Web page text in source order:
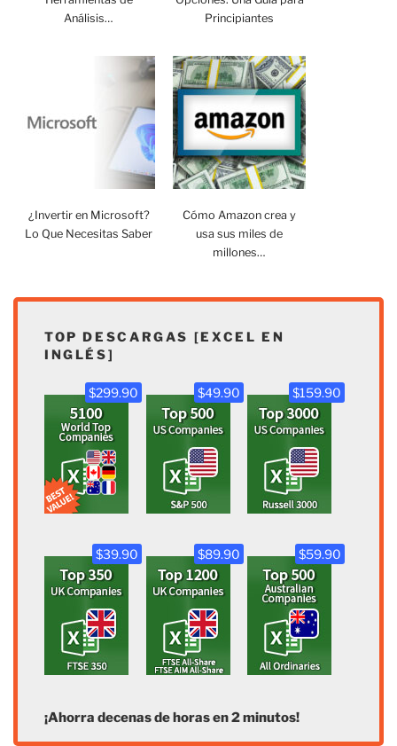
Análisis…
Principiantes
¿Invertir en Microsoft?
Lo Que Necesitas Saber
Cómo Amazon crea y
usa sus miles de
millones…
TOP DESCARGAS [EXCEL EN
INGLÉS]
$299.90 $49.90 $159.90
$39.90 $89.90 $59.90
¡Ahorra decenas de horas en 2 minutos!